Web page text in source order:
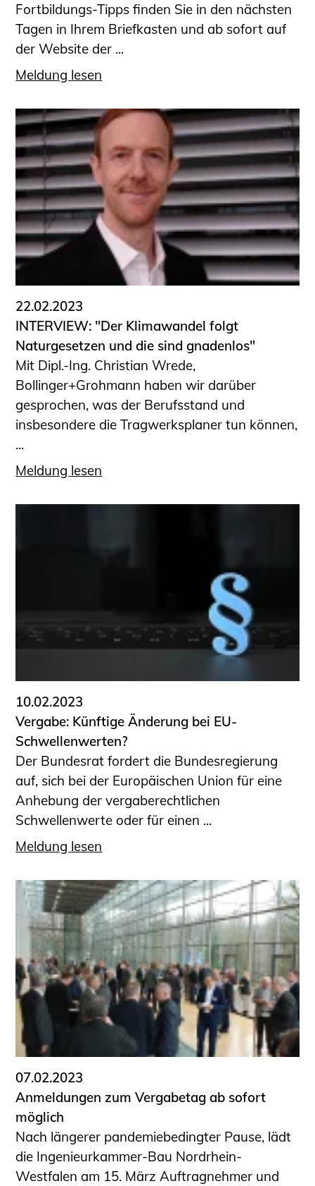
Fortbildungs-Tipps finden Sie in den nächsten
Tagen in Ihrem Briefkasten und ab sofort auf
der Website der ...
Meldung lesen
22.02.2023
INTERVIEW: "Der Klimawandel folgt
Naturgesetzen und die sind gnadenlos"
Mit Dipl.-Ing. Christian Wrede,
Bollinger+Grohmann haben wir darüber
gesprochen, was der Berufsstand und
insbesondere die Tragwerksplaner tun können,
...
Meldung lesen
10.02.2023
Vergabe: Künftige Änderung bei EU-
Schwellenwerten?
Der Bundesrat fordert die Bundesregierung
auf, sich bei der Europäischen Union für eine
Anhebung der vergaberechtlichen
Schwellenwerte oder für einen ...
Meldung lesen
07.02.2023
Anmeldungen zum Vergabetag ab sofort
möglich
Nach längerer pandemiebedingter Pause, lädt
die Ingenieurkammer-Bau Nordrhein-
Westfalen am 15. März Auftragnehmer und